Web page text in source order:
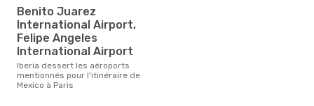
Benito Juarez
International Airport,
Felipe Angeles
International Airport
Iberia dessert les aéroports
mentionnés pour l'itinéraire de
Mexico à Paris